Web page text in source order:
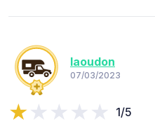
laoudon
07/03/2023
1/5